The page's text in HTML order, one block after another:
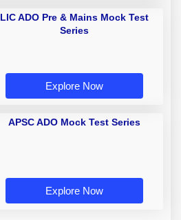
LIC ADO Pre & Mains Mock Test
Series
Explore Now
APSC ADO Mock Test Series
Explore Now